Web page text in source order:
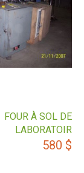
FOUR À SOL DE
LABORATOIR
580 $